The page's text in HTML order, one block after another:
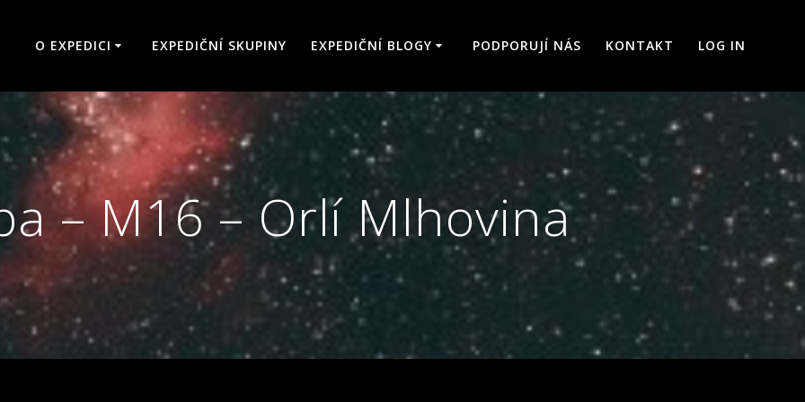
O EXPEDICI EXPEDIČNÍ SKUPINY EXPEDIČNÍ BLOGY PODPORUJÍ NÁS KONTAKT LOG IN
– M16 – Orlí Mlhovina